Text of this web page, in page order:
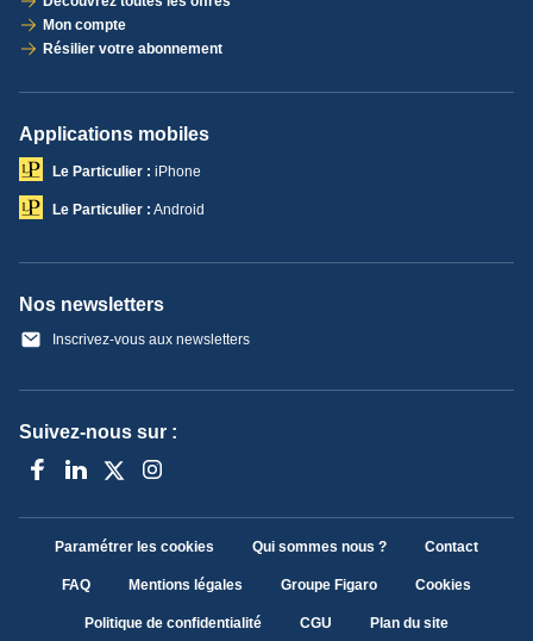
Mon compte
Résilier votre abonnement
Applications mobiles
Le Particulier : iPhone
Le Particulier : Android
Nos newsletters
Inscrivez-vous aux newsletters
Suivez-nous sur :
Paramétrer les cookies Qui sommes nous ? Contact
FAQ Mentions légales Groupe Figaro Cookies
Politique de confidentialité CGU Plan du site